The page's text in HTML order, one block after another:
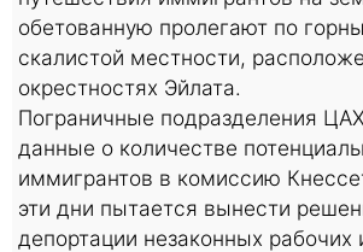
обетованную пролегают по
скалистой местности,
окрестностях Эйлата.
Пограничные подразделения
данные о количестве
иммигрантов в комиссию
эти дни пытается вынести
депортации незаконных рабочих